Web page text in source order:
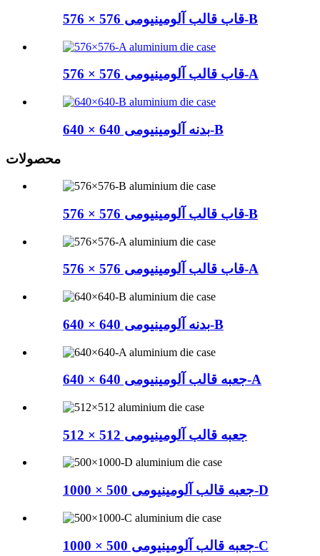
قاب قالب آلومینیومی 576 × 576-B
قاب قالب آلومینیومی 576 × 576-A
بدنه آلومینیومی 640 × 640-B
محصولات
قاب قالب آلومینیومی 576 × 576-B
قاب قالب آلومینیومی 576 × 576-A
بدنه آلومینیومی 640 × 640-B
جعبه قالب آلومینیومی 640 × 640-A
جعبه قالب آلومینیومی 512 × 512
جعبه قالب آلومینیومی 500 × 1000-D
جعبه قالب آلومینیومی 500 × 1000-C